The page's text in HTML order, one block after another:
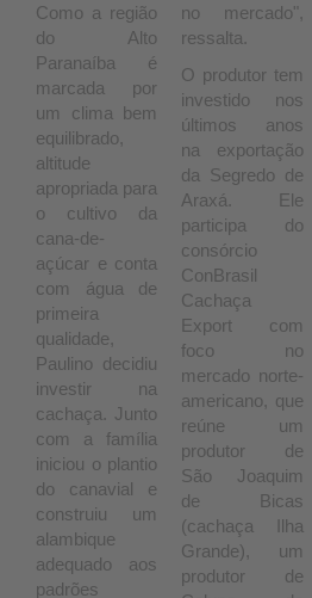
Como a região
do Alto
Paranaíba é
marcada por
um clima bem
equilibrado,
altitude
apropriada para
o cultivo da
cana-de-
açúcar e conta
com água de
primeira
qualidade,
Paulino decidiu
investir na
cachaça. Junto
com a família
iniciou o plantio
do canavial e
construiu um
alambique
adequado aos
padrões
no mercado",
ressalta.
O produtor tem
investido nos
últimos anos
na exportação
da Segredo de
Araxá. Ele
participa do
consórcio
ConBrasil
Cachaça
Export com
foco no
mercado norte-
americano, que
reúne um
produtor de
São Joaquim
de Bicas
(cachaça Ilha
Grande), um
produtor de